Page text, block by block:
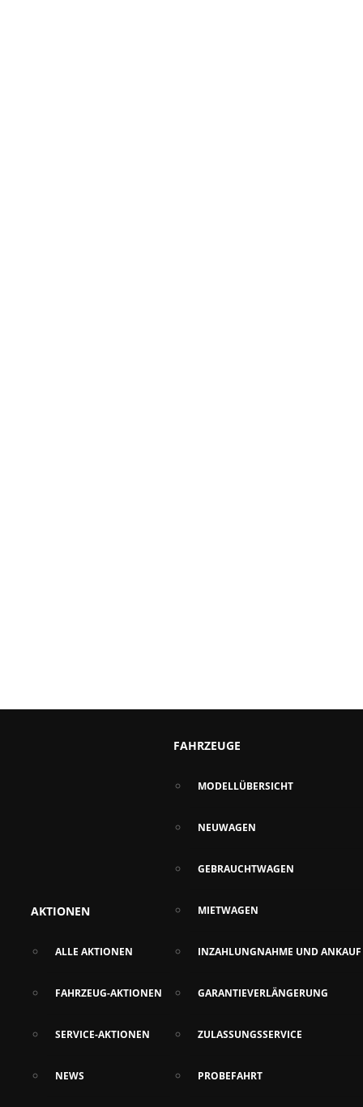
AKTIONEN
ALLE AKTIONEN
FAHRZEUG-AKTIONEN
SERVICE-AKTIONEN
NEWS
FAHRZEUGE
MODELLÜBERSICHT
NEUWAGEN
GEBRAUCHTWAGEN
MIETWAGEN
INZAHLUNGNAHME UND ANKAUF
GARANTIEVERLÄNGERUNG
ZULASSUNGSSERVICE
PROBEFAHRT